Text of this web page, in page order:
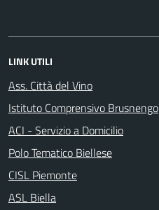
LINK UTILI
Ass. Città del Vino
Istituto Comprensivo Brusnengo
ACI - Servizio a Domicilio
Polo Tematico Biellese
CISL Piemonte
ASL Biella